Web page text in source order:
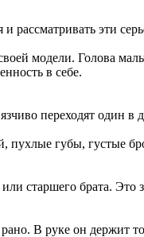
рассматривать эти
модели. Голова
в себе.
переходят один в
губы, густые
старшего брата. Это
В руке он держит